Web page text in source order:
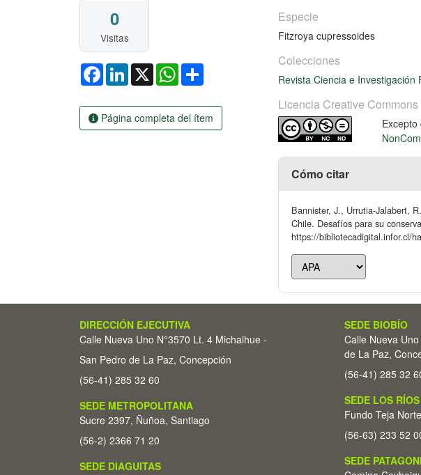
0
Visitas
FacebookLinkedIn
X WhatsApp
Página completa del ítem
Especie
Fitzroya cupressoides
Colecciones
Revista Ciencia e Investigación
Licencia Creative Commons
Cómo citar
Bannister, J., Urrutia-Jalabert,
Chile. Desafíos para su
https://bibliotecadigital.infor.cl/
DIRECCIÓN EJECUTIVA
Calle Nueva Uno N°3570 Lt. 4 Michaihue -
San Pedro de La Paz, Concepción
(56-41) 285 32 60
SEDE METROPOLITANA
Sucre 2397, Ñuñoa, Santiago
(56-2) 2366 71 20
SEDE DIAGUITAS
SEDE BIOBÍO
Calle Nueva
de La Paz,
(56-41) 285 32
SEDE LOS RÍOS
Fundo Teja
(56-63) 233 52
SEDE